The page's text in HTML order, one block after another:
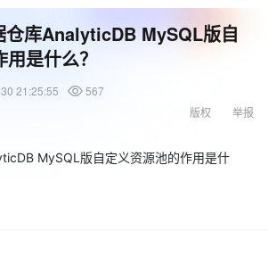
仓库AnalyticDB MySQL版自
是什么？
21:25:55
567
举报
版权
MySQL版自定义资源池的作用是什